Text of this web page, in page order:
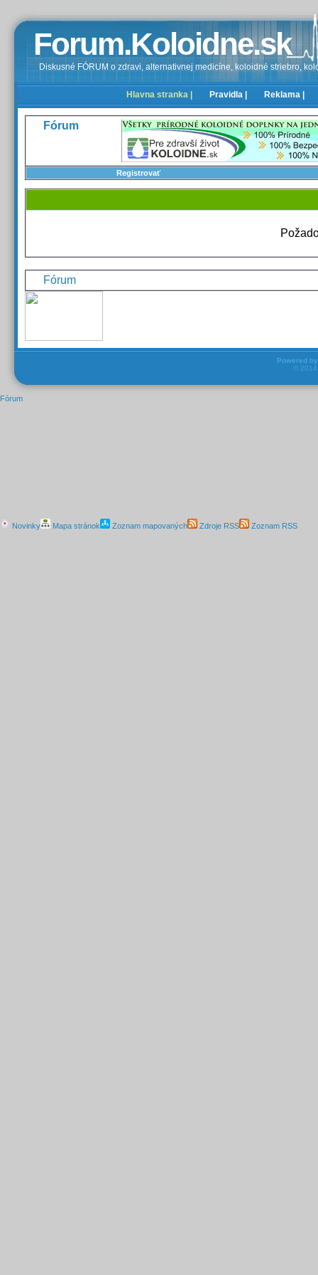
Forum.Koloidne.sk
Diskusné FÓRUM o zdravi, alternativnej medicíne, koloidné striebro,
Hlavna stranka | Pravidla | Reklama |
Fórum
Registrovať
Fórum
Powered by
©
Fórum
Novinky Mapa stránok Zoznam mapovaných Zdroje RSS Zoznam RSS